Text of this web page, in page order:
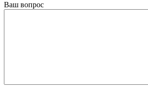
Ваш вопрос